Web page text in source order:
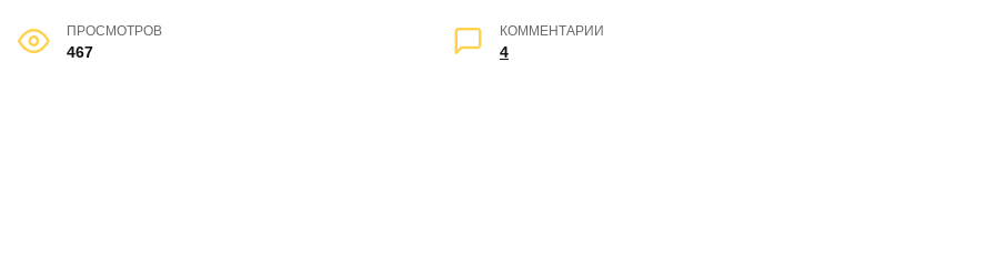
ПРОСМОТРОВ
467
КОММЕНТАРИИ
4